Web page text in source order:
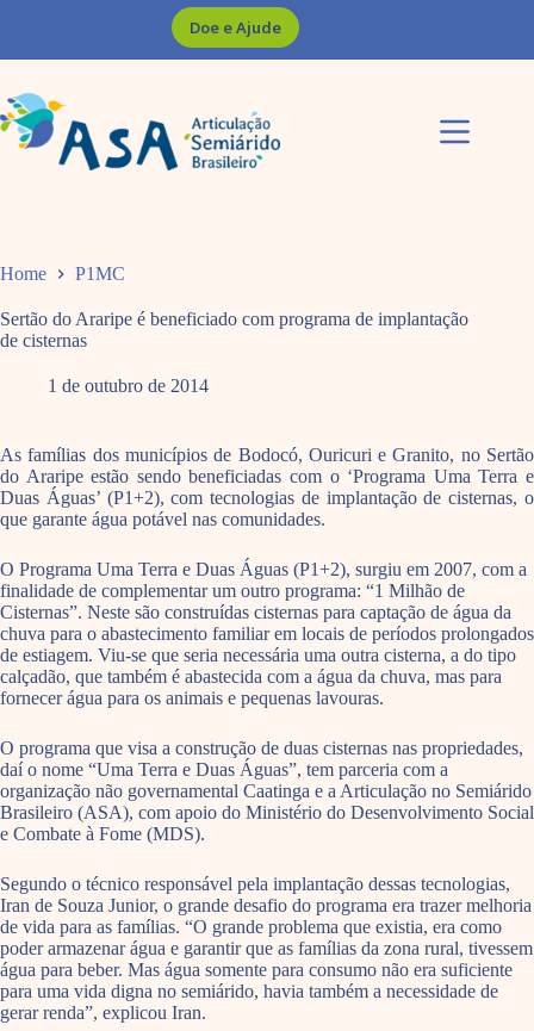
Doe e Ajude
Home P1MC
Sertão do Araripe é beneficiado com programa de implantação
de cisternas
1 de outubro de 2014
As famílias dos municípios de Bodocó, Ouricuri e Granito, no Sertão
do Araripe estão sendo beneficiadas com o ‘Programa Uma Terra e
Duas Águas’ (P1+2), com tecnologias de implantação de cisternas, o
que garante água potável nas comunidades.
O Programa Uma Terra e Duas Águas (P1+2), surgiu em 2007, com a
finalidade de complementar um outro programa: “1 Milhão de
Cisternas”. Neste são construídas cisternas para captação de água da
chuva para o abastecimento familiar em locais de períodos prolongados
de estiagem. Viu-se que seria necessária uma outra cisterna, a do tipo
calçadão, que também é abastecida com a água da chuva, mas para
fornecer água para os animais e pequenas lavouras.
O programa que visa a construção de duas cisternas nas propriedades,
daí o nome “Uma Terra e Duas Águas”, tem parceria com a
organização não governamental Caatinga e a Articulação no Semiárido
Brasileiro (ASA), com apoio do Ministério do Desenvolvimento Social
e Combate à Fome (MDS).
Segundo o técnico responsável pela implantação dessas tecnologias,
Iran de Souza Junior, o grande desafio do programa era trazer melhoria
de vida para as famílias. “O grande problema que existia, era como
poder armazenar água e garantir que as famílias da zona rural, tivessem
água para beber. Mas água somente para consumo não era suficiente
para uma vida digna no semiárido, havia também a necessidade de
gerar renda”, explicou Iran.